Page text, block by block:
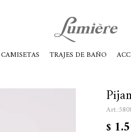
CAMISETAS TRAJES DE BAÑO
$